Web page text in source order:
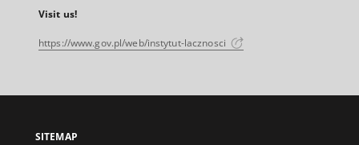
Visit us!
https://www.gov.pl/web/instytut-lacznosci
SITEMAP